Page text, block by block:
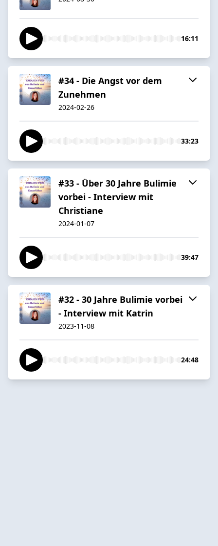
16:11
#34 - Die Angst vor dem
Zunehmen
2024-02-26
33:23
#33 - Über 30 Jahre Bulimie
vorbei - Interview mit
Christiane
2024-01-07
39:47
#32 - 30 Jahre Bulimie vorbei
- Interview mit Katrin
2023-11-08
24:48